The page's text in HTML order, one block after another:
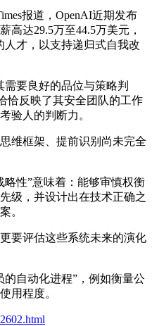
报道，OpenAI近期发布
高达29.5万至44.5万美元，
人才，以支持递归式自我改
要良好的品位与策略判
恰反映了其安全团队的工作
验人的判断力。
维框架、提前识别尚未完全
性”意味着：能够审慎权衡
级，并设计出在技术正确之
。
要评估这些系统未来的演化
自动化进程”，例如衡量公
用程度。